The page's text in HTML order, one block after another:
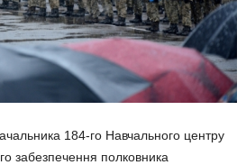
184-го Навчального центру
забезпечення полковника